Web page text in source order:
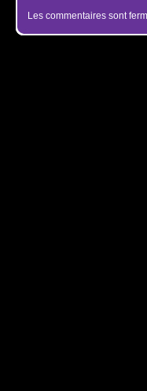
Les commentaires sont